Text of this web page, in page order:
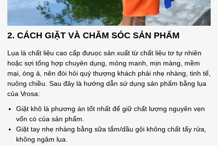
2. CÁCH GIẶT VÀ CHĂM SÓC SẢN PHẨM
Lụa là chất liệu cao cấp đưuọc sản xuất từ chất liệu tơ tự nhiên
hoặc sợi tổng hợp chuyên dụng, mỏng manh, mịn màng, mềm
mại, óng ả, nên đòi hỏi quý thượng khách phải nhẹ nhàng, tinh tế,
nuông chiều. Sau đây là hướng dẫn sử dụng sản phẩm bằng lụa
của Vrosa:
Giặt khô là phương án tốt nhất để giữ chất lượng nguyên vẹn
vốn có của sản phẩm.
Giặt tay nhẹ nhàng bằng sữa tắm/dầu gội không chất tẩy rửa,
không ngâm lụa.